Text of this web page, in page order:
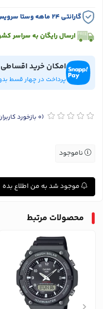
گارانتی ۲۴ ماهه وستا سرویس
ارسال رایگان به سراسر
امکان خرید
پرداخت در چهار قسط
(0 بازخورد
ناموجود
موجود شد به من اطلاع بده
محصولات مرتبط